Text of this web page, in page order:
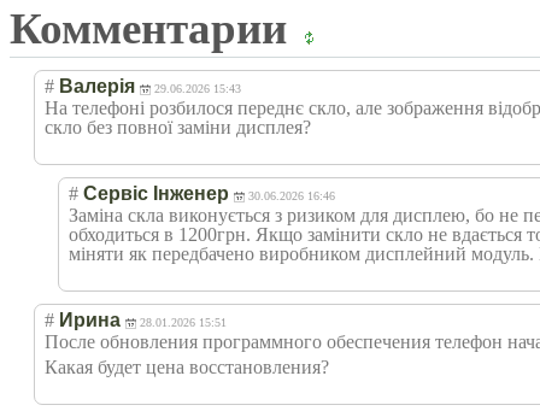
Комментарии
# Валерія 29.06.2026 15:43
На телефоні розбилося переднє скло, але зображення
скло без повної заміни дисплея?
# Сервіс Інженер 30.06.2026 16:46
Заміна скла виконується з ризиком для дисплею, бо не
обходиться в 1200грн. Якщо замінити скло не вдається
міняти як передбачено виробником дисплейний модуль.
# Ирина 28.01.2026 15:51
После обновления программного обеспечения телефон
Какая будет цена восстановления?